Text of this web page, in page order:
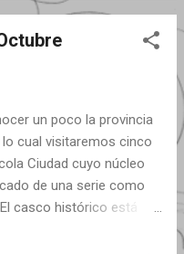
un poco la provincia
cual visitaremos cinco
Ciudad cuyo núcleo
de una serie como
casco histórico está